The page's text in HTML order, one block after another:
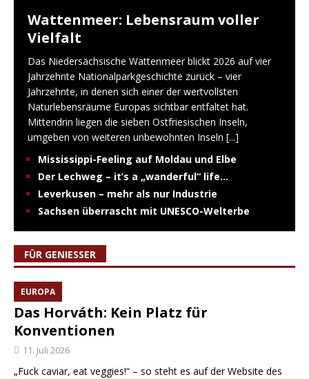
Wattenmeer: Lebensraum voller
Vielfalt
Das Niedersächsische Wattenmeer blickt 2026 auf vier
Jahrzehnte Nationalparkgeschichte zurück – vier
Jahrzehnte, in denen sich einer der wertvollsten
Naturlebensräume Europas sichtbar entfaltet hat.
Mittendrin liegen die sieben Ostfriesischen Inseln,
umgeben von weiteren unbewohnten Inseln [...]
Mississippi-Feeling auf Moldau und Elbe
Der Lechweg – it’s a „wanderful“ life…
Leverkusen – mehr als nur Industrie
Sachsen überrascht mit UNESCO-Welterbe
FÜR GENIESSER
EUROPA
Das Horváth: Kein Platz für
Konventionen
11. Juli 2026
„Fuck caviar, eat veggies!“ – so steht es auf der Website des